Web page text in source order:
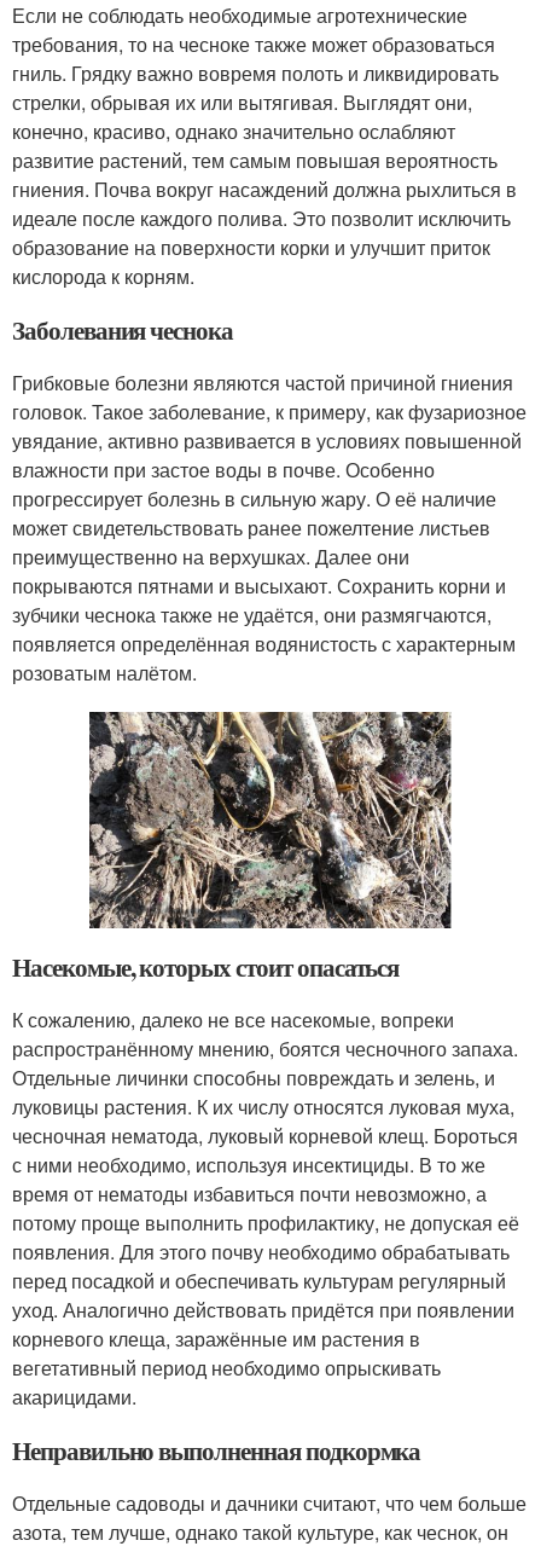
Если не соблюдать необходимые агротехнические
требования, то на чесноке также может образоваться
гниль. Грядку важно вовремя полоть и ликвидировать
стрелки, обрывая их или вытягивая. Выглядят они,
конечно, красиво, однако значительно ослабляют
развитие растений, тем самым повышая вероятность
гниения. Почва вокруг насаждений должна рыхлиться в
идеале после каждого полива. Это позволит исключить
образование на поверхности корки и улучшит приток
кислорода к корням.
Заболевания чеснока
Грибковые болезни являются частой причиной гниения
головок. Такое заболевание, к примеру, как фузариозное
увядание, активно развивается в условиях повышенной
влажности при застое воды в почве. Особенно
прогрессирует болезнь в сильную жару. О её наличие
может свидетельствовать ранее пожелтение листьев
преимущественно на верхушках. Далее они
покрываются пятнами и высыхают. Сохранить корни и
зубчики чеснока также не удаётся, они размягчаются,
появляется определённая водянистость с характерным
розоватым налётом.
Насекомые, которых стоит опасаться
К сожалению, далеко не все насекомые, вопреки
распространённому мнению, боятся чесночного запаха.
Отдельные личинки способны повреждать и зелень, и
луковицы растения. К их числу относятся луковая муха,
чесночная нематода, луковый корневой клещ. Бороться
с ними необходимо, используя инсектициды. В то же
время от нематоды избавиться почти невозможно, а
потому проще выполнить профилактику, не допуская её
появления. Для этого почву необходимо обрабатывать
перед посадкой и обеспечивать культурам регулярный
уход. Аналогично действовать придётся при появлении
корневого клеща, заражённые им растения в
вегетативный период необходимо опрыскивать
акарицидами.
Неправильно выполненная подкормка
Отдельные садоводы и дачники считают, что чем больше
азота, тем лучше, однако такой культуре, как чеснок, он